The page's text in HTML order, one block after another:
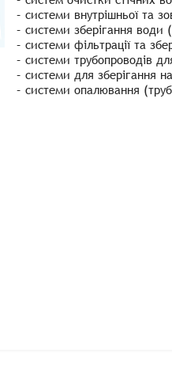
– системи внутрішньої та
– системи зберігання води
– системи фільтрації та
– системи трубопроводів
– системи для зберігання
– системи опалювання